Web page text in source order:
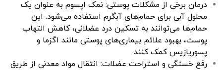
درمان برخی از مشکلات پوستی: نمک اپسوم به عنوان یک
محلول آبی برای حمام‌های آبگرم استفاده می‌شود. این
حمام‌ها می‌توانند به تسکین درد عضلانی، کاهش التهاب
پوست، بهبود علائم بیماری‌های پوستی مانند اگزما و
پسوریازیس کمک کنند.
رفع خستگی و استراحت عضلات: انتقال مواد معدنی از طریق